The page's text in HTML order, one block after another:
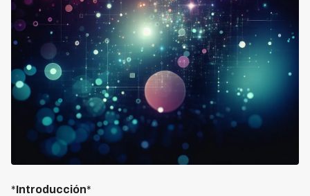
*Introducción*